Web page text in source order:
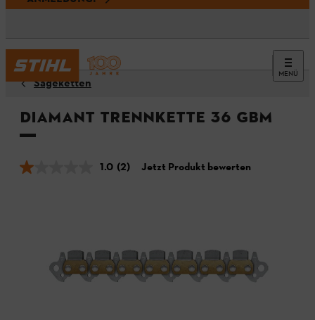
MENÜ
Sägeketten
Diamant Trennkette 36 GBM
1.0 (2) Jetzt Produkt bewerten